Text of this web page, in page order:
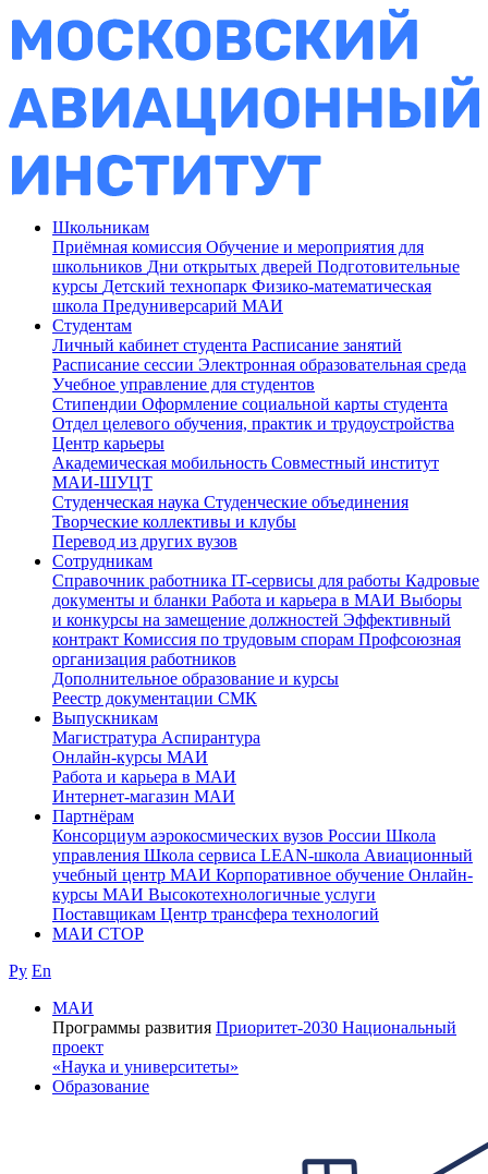
Школьникам
Приёмная комиссия Обучение и мероприятия для
школьников Дни открытых дверей Подготовительные
курсы Детский технопарк Физико-математическая
школа Предуниверсарий МАИ
Студентам
Личный кабинет студента Расписание занятий
Расписание сессии Электронная образовательная среда
Учебное управление для студентов
Стипендии Оформление социальной карты студента
Отдел целевого обучения, практик и трудоустройства
Центр карьеры
Академическая мобильность Совместный институт
МАИ-ШУЦТ
Студенческая наука Студенческие объединения
Творческие коллективы и клубы
Перевод из других вузов
Сотрудникам
Cправочник работника IT-сервисы для работы Кадровые
документы и бланки Работа и карьера в МАИ Выборы
и конкурсы на замещение должностей Эффективный
контракт Комиссия по трудовым спорам Профсоюзная
организация работников
Дополнительное образование и курсы
Реестр документации СМК
Выпускникам
Магистратура Аспирантура
Онлайн-курсы МАИ
Работа и карьера в МАИ
Интернет-магазин МАИ
Партнёрам
Консорциум аэрокосмических вузов России Школа
управления Школа сервиса LEAN-школа Авиационный
учебный центр МАИ Корпоративное обучение Онлайн-
курсы МАИ Высокотехнологичные услуги
Поставщикам Центр трансфера технологий
МАИ СТОР
Ру En
МАИ
Программы развития Приоритет-2030 Национальный
проект
«Наука и университеты»
Образование